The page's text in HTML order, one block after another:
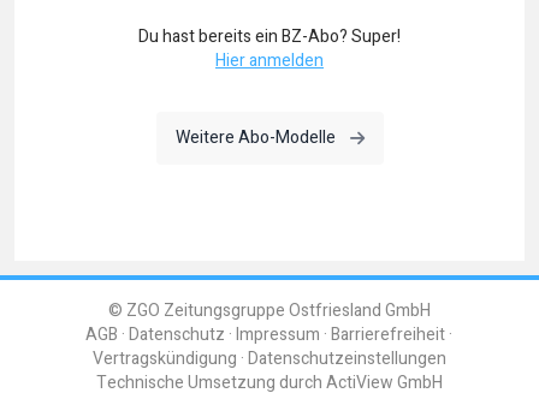
Du hast bereits ein BZ-Abo? Super!
Hier anmelden
Weitere Abo-Modelle
© ZGO Zeitungsgruppe Ostfriesland GmbH
AGB Datenschutz Impressum Barrierefreiheit
Vertragskündigung Datenschutzeinstellungen
Technische Umsetzung durchActiView GmbH